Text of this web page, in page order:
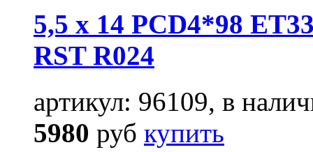
5,5 x 14 PCD4*98
RST R024
артикул: 96109, в
5980 руб купить